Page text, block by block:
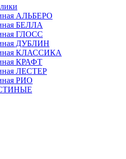
АЛЬБЕРО
БЕЛЛА
ГЛОСС
ДУБЛИН
КЛАССИКА
КРАФТ
ЛЕСТЕР
РИО